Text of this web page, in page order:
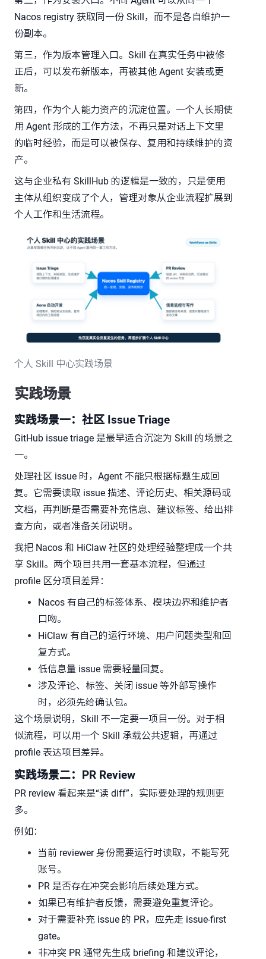
Nacos registry 获取同一份 Skill，而不是各自维护一
份副本。
第三，作为版本管理入口。Skill 在真实任务中被修
正后，可以发布新版本，再被其他 Agent 安装或更
新。
第四，作为个人能力资产的沉淀位置。一个人长期使
用 Agent 形成的工作方法，不再只是对话上下文里
的临时经验，而是可以被保存、复用和持续维护的资
产。
这与企业私有 SkillHub 的逻辑是一致的，只是使用
主体从组织变成了个人，管理对象从企业流程扩展到
个人工作和生活流程。
个人 Skill 中心实践场景
实践场景
实践场景一：社区 Issue Triage
GitHub issue triage 是最早适合沉淀为 Skill 的场景之
一。
处理社区 issue 时，Agent 不能只根据标题生成回
复。它需要读取 issue 描述、评论历史、相关源码或
文档，再判断是否需要补充信息、建议标签、给出排
查方向，或者准备关闭说明。
我把 Nacos 和 HiClaw 社区的处理经验整理成一个共
享 Skill。两个项目共用一套基本流程，但通过
profile 区分项目差异：
Nacos 有自己的标签体系、模块边界和维护者
口吻。
HiClaw 有自己的运行环境、用户问题类型和回
复方式。
低信息量 issue 需要轻量回复。
涉及评论、标签、关闭 issue 等外部写操作
时，必须先给确认包。
这个场景说明，Skill 不一定要一项目一份。对于相
似流程，可以用一个 Skill 承载公共逻辑，再通过
profile 表达项目差异。
实践场景二：PR Review
PR review 看起来是“读 diff”，实际要处理的规则更
多。
例如：
当前 reviewer 身份需要运行时读取，不能写死
账号。
PR 是否存在冲突会影响后续处理方式。
如果已有维护者反馈，需要避免重复评论。
对于需要补充 issue 的 PR，应先走 issue-first
gate。
非冲突 PR 通常先生成 briefing 和建议评论，